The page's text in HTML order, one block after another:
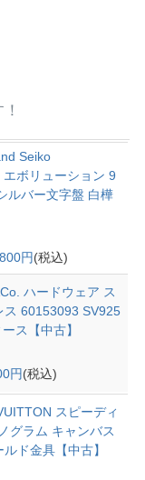
Seiko
ボリューション 9
ルバー文字盤 白樺
円(税込)
ハードウェア ス
ス 60153093 SV925
ス【中古】
円(税込)
スピーディ
グラム キャンバス
ド金具【中古】